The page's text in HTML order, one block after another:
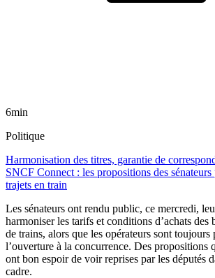
6min
Politique
Harmonisation des titres, garantie de
SNCF Connect : les propositions des
trajets en train
Les sénateurs ont rendu public, ce mercredi,
harmoniser les tarifs et conditions d’achats des
de trains, alors que les opérateurs sont
l’ouverture à la concurrence. Des propositions
ont bon espoir de voir reprises par les députés
cadre.